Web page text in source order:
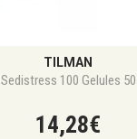
TILMAN
Sedistress 100 Gelules 50
14,28€